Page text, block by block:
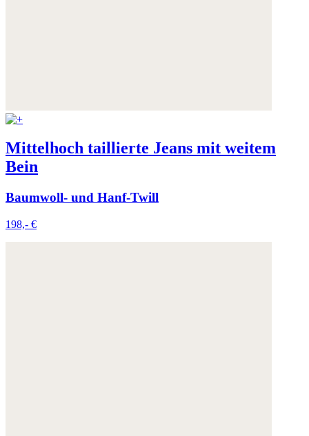
Mittelhoch taillierte Jeans mit weitem
Bein
Baumwoll- und Hanf-Twill
198,- €